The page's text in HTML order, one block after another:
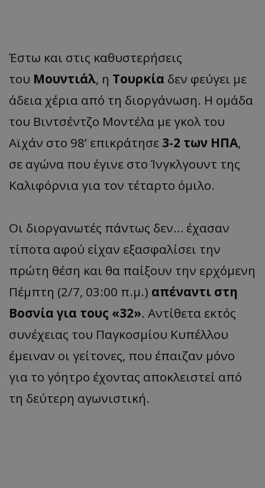
Έστω και στις καθυστερήσεις
του Μουντιάλ, η Τουρκία δεν φεύγει με
άδεια χέρια από τη διοργάνωση. Η ομάδα
του Βιντσέντζο Μοντέλα με γκολ του
Αϊχάν στο 98’ επικράτησε 3-2 των ΗΠΑ,
σε αγώνα που έγινε στο Ίνγκλγουντ της
Καλιφόρνια για τον τέταρτο όμιλο.
Οι διοργανωτές πάντως δεν… έχασαν
τίποτα αφού είχαν εξασφαλίσει την
πρώτη θέση και θα παίξουν την ερχόμενη
Πέμπτη (2/7, 03:00 π.μ.) απέναντι στη
Βοσνία για τους «32». Αντίθετα εκτός
συνέχειας του Παγκοσμίου Κυπέλλου
έμειναν οι γείτονες, που έπαιζαν μόνο
για το γόητρο έχοντας αποκλειστεί από
τη δεύτερη αγωνιστική.